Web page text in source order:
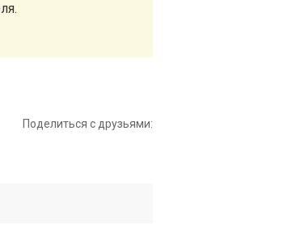
Поделиться с друзьями: